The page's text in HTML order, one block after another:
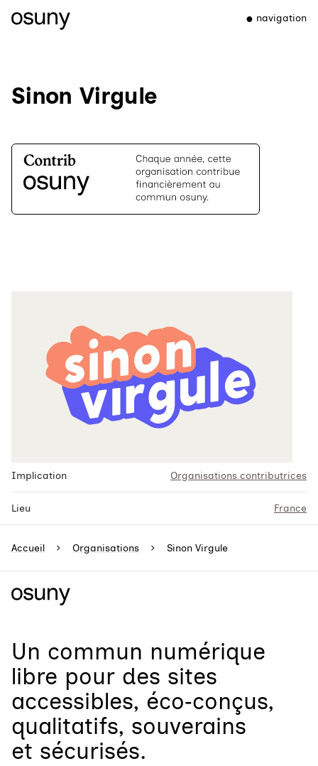
navigation
Sinon Virgule
Implication Organisations contributrices
Lieu France
Accueil Organisations Sinon Virgule
Un commun numérique
libre pour des sites
accessibles, éco‑conçus,
qualitatifs, souverains
et sécurisés.